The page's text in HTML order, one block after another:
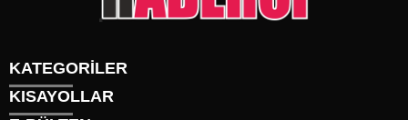
KATEGORİLER
Gündem
KISAYOLLAR